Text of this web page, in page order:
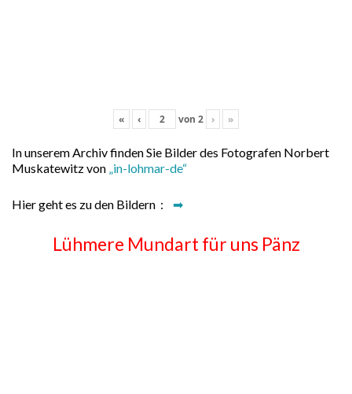
« ‹ von 2 › »
In unserem Archiv finden Sie Bilder des Fotografen Norbert
Muskatewitz von „in-lohmar-de“
Hier geht es zu den Bildern : ➡
Lühmere Mundart für uns Pänz